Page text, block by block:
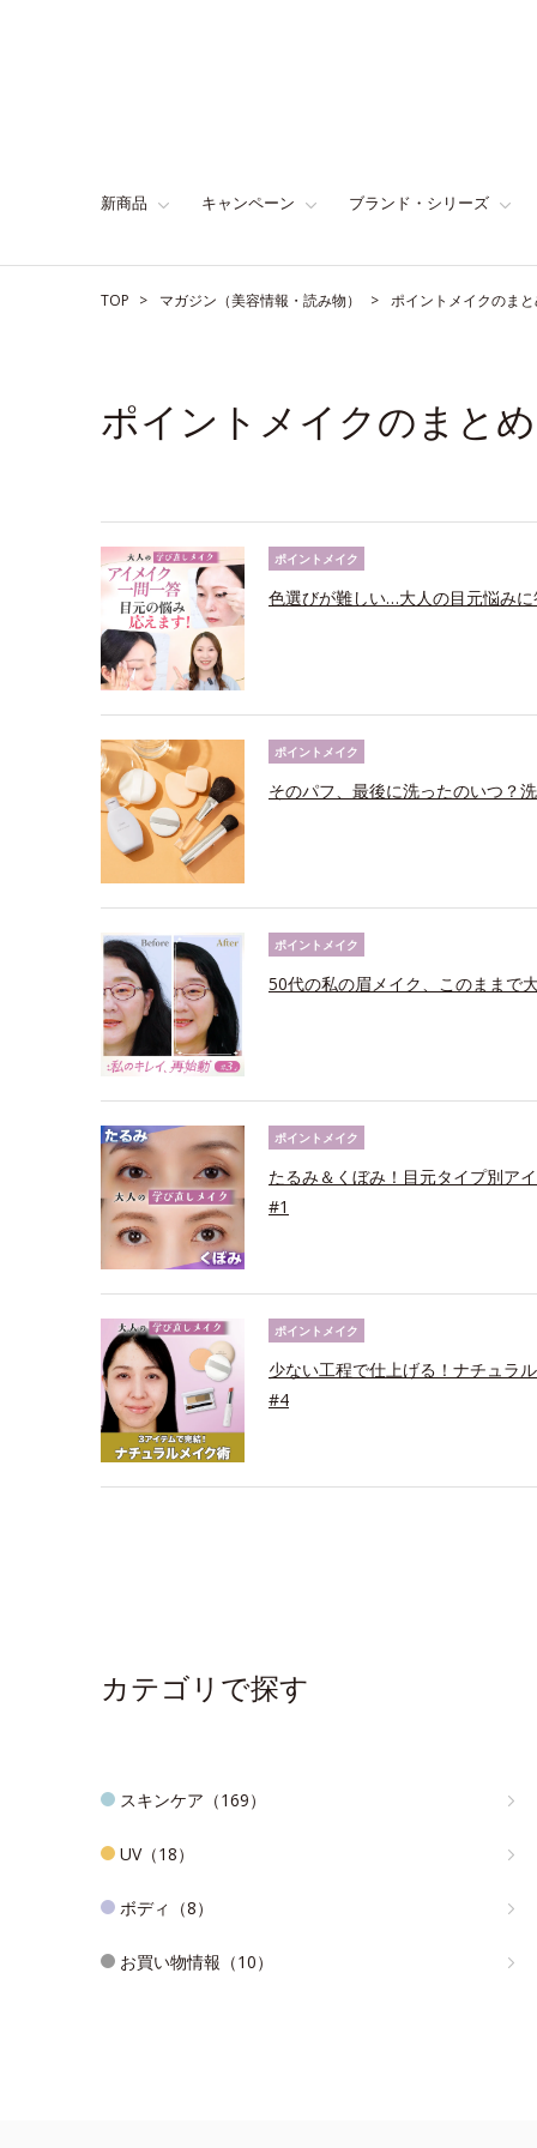
新商品 キャンペーン ブランド・シリーズ
TOP マガジン（美容情報・読み物） ポイントメイクのま
ポイントメイクのまとめ
ポイントメイク
色選びが難しい…大人の目元悩み
ポイントメイク
そのパフ、最後に洗ったのいつ？
ポイントメイク
50代の私の眉メイク、このままで
ポイントメイク
たるみ＆くぼみ！目元タイプ別ア
#1
ポイントメイク
少ない工程で仕上げる！ナチュラ
#4
カテゴリで探す
スキンケア（169）
UV（18）
ボディ（8）
お買い物情報（10）